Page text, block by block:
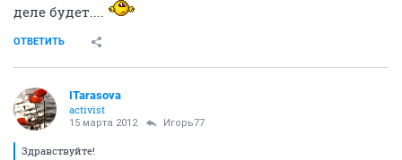
деле будет....
ОТВЕТИТЬ
ITarasova
activist
15 марта 2012 Игорь77
Здравствуйте!